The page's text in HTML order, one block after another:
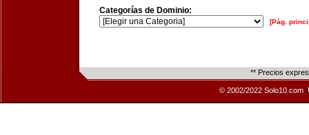
Categorías de Dominio:
[Pág.
** Precios
© 2002/2022 Solo10.com